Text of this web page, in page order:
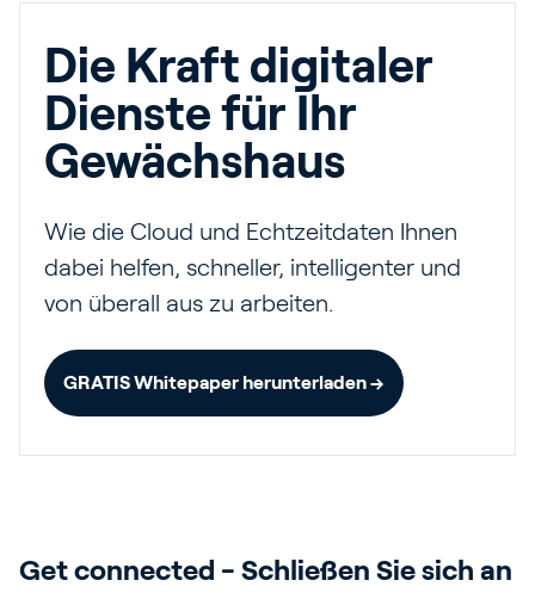
Die Kraft digitaler
Dienste für Ihr
Gewächshaus
Wie die Cloud und Echtzeitdaten Ihnen
dabei helfen, schneller, intelligenter und
von überall aus zu arbeiten.
GRATIS Whitepaper herunterladen →
Get connected - Schließen Sie sich an